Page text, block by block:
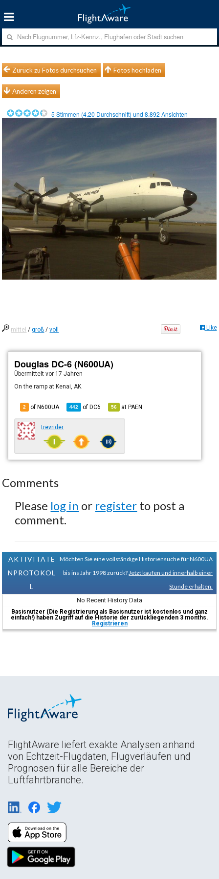
Zurück zu Fotos durchsuchen Fotos hochladen
Anderen zeigen
5 Stimmen (4.20 Durchschnitt) und8.892 Ansichten
mittel /groß /voll Like
Douglas DC-6 (N600UA)
Übermitteltvor 17 Jahren
On the ramp at Kenai, AK.
2 of N600UA 442 ofDC6 56 atPAEN
trevrider
Comments
Please log in or register to post a
comment.
AKTIVITÄTE
NPROTOKOL
L
Möchten Sie eine vollständige Historiensuche für N600UA
bis ins Jahr 1998 zurück?Jetzt kaufen und innerhalb einer
Stunde erhalten.
No Recent History Data
Basisnutzer (Die Registrierung als Basisnutzer ist kostenlos und ganz
einfach!) haben Zugriff auf die Historie der zurückliegenden 3 months.
Registrieren
FlightAware liefert exakte Analysen anhand
von Echtzeit-Flugdaten, Flugverläufen und
Prognosen für alle Bereiche der
Luftfahrtbranche.